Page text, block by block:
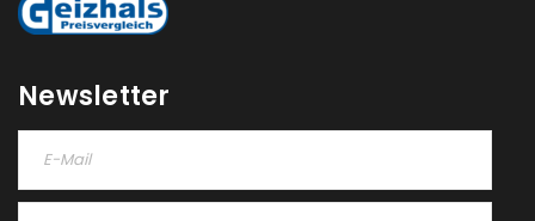
Ich stimme zu
Ja, ich möchte ein Kundenkonto eröffnen und
Newsletter